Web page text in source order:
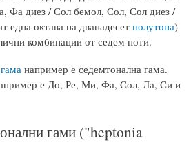
Фа диез / Сол бемол, Сол, Сол диез /
една октава на дванадесет полутона)
комбинации от седем ноти.
например е седемтонална гама.
е До, Ре, Ми, Фа, Сол, Ла, Си и
гами ("heptonia